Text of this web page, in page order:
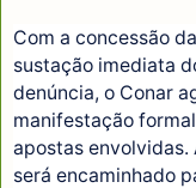
Com a concessão
sustação imediata
denúncia, o Conar
manifestação
apostas envolvidas.
será encaminhado